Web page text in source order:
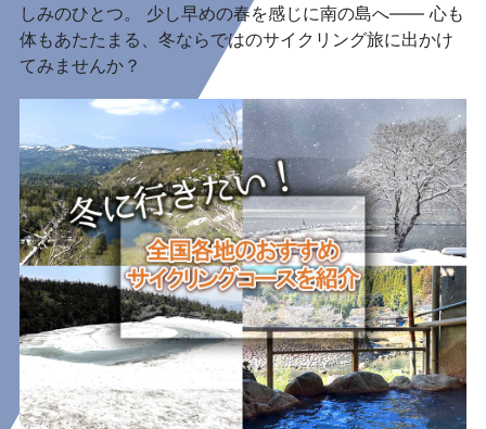
しみのひとつ。 少し早めの春を感じに南の島へ―― 心も
体もあたたまる、冬ならではのサイクリング旅に出かけ
てみませんか？